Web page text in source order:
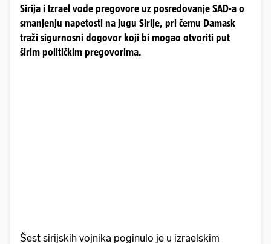
Sirija i Izrael vode pregovore uz posredovanje SAD-a o
smanjenju napetosti na jugu Sirije, pri čemu Damask
traži sigurnosni dogovor koji bi mogao otvoriti put
širim političkim pregovorima.
Šest sirijskih vojnika poginulo je u izraelskim